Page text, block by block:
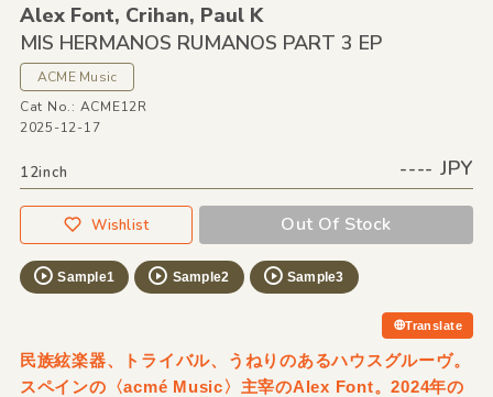
Alex Font, Crihan, Paul K
MIS HERMANOS RUMANOS PART 3 EP
ACME Music
Cat No.: ACME12R
2025-12-17
12inch ---- JPY
Wishlist Out Of Stock
Sample1 Sample2 Sample3
Translate
民族絃楽器、トライバル、うねりのあるハウスグルーヴ。
スペインの〈acmé Music〉主宰のAlex Font。2024年の